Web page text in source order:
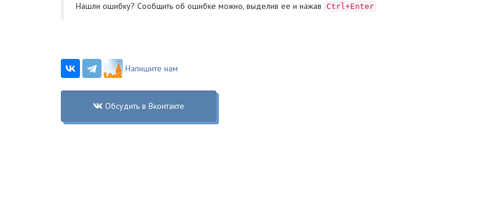
Нашли ошибку? Cообщить об ошибке можно, выделив ее и нажав Ctrl+Enter
Напишите нам
Обсудить в Вконтакте